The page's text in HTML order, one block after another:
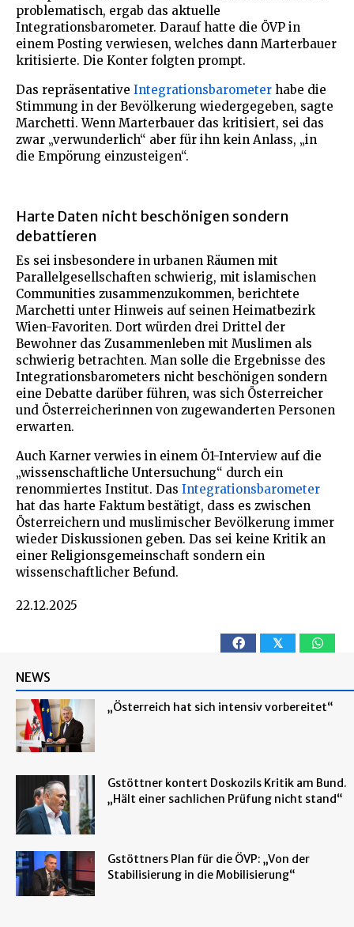
problematisch, ergab das aktuelle
Integrationsbarometer. Darauf hatte die ÖVP in
einem Posting verwiesen, welches dann Marterbauer
kritisierte. Die Konter folgten prompt.
Das repräsentative Integrationsbarometer habe die
Stimmung in der Bevölkerung wiedergegeben, sagte
Marchetti. Wenn Marterbauer das kritisiert, sei das
zwar „verwunderlich“ aber für ihn kein Anlass, „in
die Empörung einzusteigen“.
Harte Daten nicht beschönigen sondern
debattieren
Es sei insbesondere in urbanen Räumen mit
Parallelgesellschaften schwierig, mit islamischen
Communities zusammenzukommen, berichtete
Marchetti unter Hinweis auf seinen Heimatbezirk
Wien-Favoriten. Dort würden drei Drittel der
Bewohner das Zusammenleben mit Muslimen als
schwierig betrachten. Man solle die Ergebnisse des
Integrationsbarometers nicht beschönigen sondern
eine Debatte darüber führen, was sich Österreicher
und Österreicherinnen von zugewanderten Personen
erwarten.
Auch Karner verwies in einem Ö1-Interview auf die
„wissenschaftliche Untersuchung“ durch ein
renommiertes Institut. Das Integrationsbarometer
hat das harte Faktum bestätigt, dass es zwischen
Österreichern und muslimischer Bevölkerung immer
wieder Diskussionen geben. Das sei keine Kritik an
einer Religionsgemeinschaft sondern ein
wissenschaftlicher Befund.
22.12.2025
𝕏
NEWS
„Österreich hat sich intensiv vorbereitet“
Gstöttner kontert Doskozils Kritik am Bund.
„Hält einer sachlichen Prüfung nicht stand“
Gstöttners Plan für die ÖVP: „Von der
Stabilisierung in die Mobilisierung“